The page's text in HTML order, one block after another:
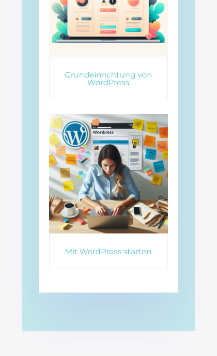
Grundeinrichtung von
WordPress
Mit WordPress starten